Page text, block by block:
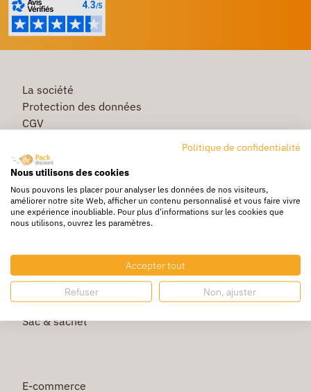
La société
Protection des données
CGV
Commande rapide
Livraison
Pochette bulle & mousse
Papier bulle & rouleau mousse
Adhésif & feuillard
Film étirable & palette bois
Sac & sachet
E-commerce
Politique de confidentialité
Nous utilisons des cookies
Nous pouvons les placer pour analyser les données de nos visiteurs,
améliorer notre site Web, afficher un contenu personnalisé et vous faire vivre
une expérience inoubliable. Pour plus d'informations sur les cookies que
nous utilisons, ouvrez les paramètres.
Accepter tout
Refuser Non, ajuster